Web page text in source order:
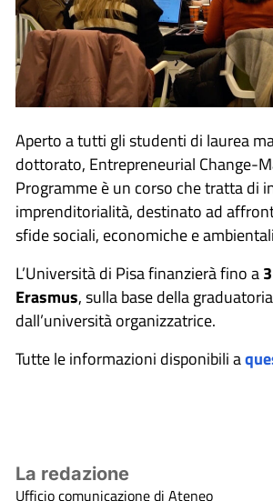
Aperto a tutti gli studenti di laurea
dottorato, Entrepreneurial Change-
Programme è un corso che tratta di
imprenditorialità, destinato ad
sfide sociali, economiche e
L’Università di Pisa finanzierà fino a
Erasmus, sulla base della
dall’università organizzatrice.
Tutte le informazioni disponibili a
La redazione
Ufficio comunicazione di Ateneo